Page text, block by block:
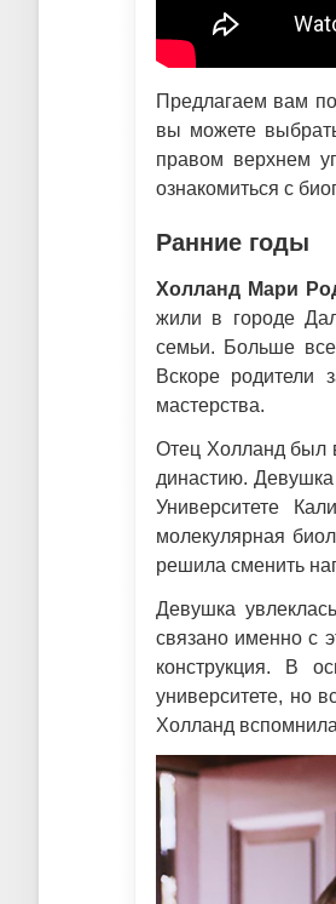
Предлагаем вам
вы можете
правом верхнем
ознакомиться с
Ранние годы
Холланд Мари
жили в городе
семьи. Больше
Вскоре родители
мастерства.
Отец Холланд был
династию. Девушка
Университете
молекулярная
решила сменить
Девушка
связано именно с
конструкция. В
университете, но
Холланд